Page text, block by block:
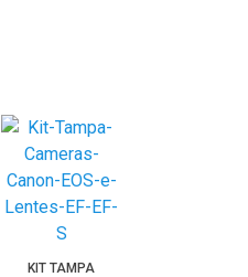
KIT TAMPA